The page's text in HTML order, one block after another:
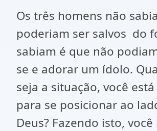
Os três homens não
poderiam ser salvos do
sabiam é que não
se e adorar um ídolo.
seja a situação, você
para se posicionar ao
Deus? Fazendo isto, você